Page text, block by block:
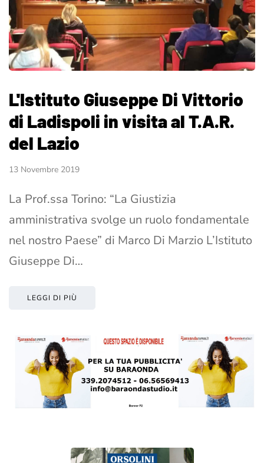
L'Istituto Giuseppe Di Vittorio
di Ladispoli in visita al T.A.R.
del Lazio
13 Novembre 2019
La Prof.ssa Torino: “La Giustizia
amministrativa svolge un ruolo fondamentale
nel nostro Paese” di Marco Di Marzio L’Istituto
Giuseppe Di…
LEGGI DI PIÙ